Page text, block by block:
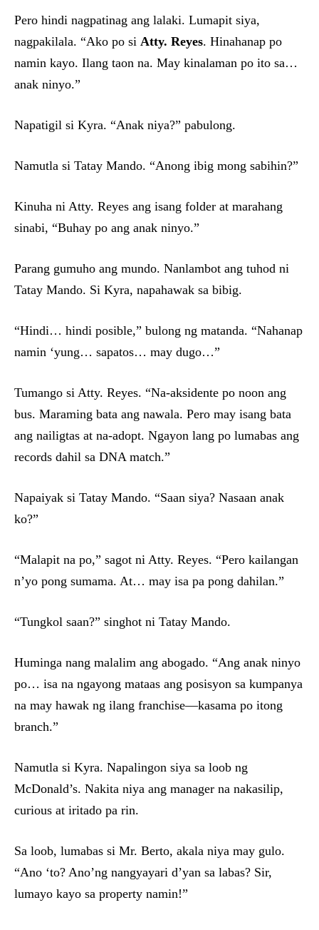
Pero hindi nagpatinag ang lalaki. Lumapit siya,
nagpakilala. “Ako po si Atty. Reyes. Hinahanap po
namin kayo. Ilang taon na. May kinalaman po ito sa…
anak ninyo.”
Napatigil si Kyra. “Anak niya?” pabulong.
Namutla si Tatay Mando. “Anong ibig mong sabihin?”
Kinuha ni Atty. Reyes ang isang folder at marahang
sinabi, “Buhay po ang anak ninyo.”
Parang gumuho ang mundo. Nanlambot ang tuhod ni
Tatay Mando. Si Kyra, napahawak sa bibig.
“Hindi… hindi posible,” bulong ng matanda. “Nahanap
namin ‘yung… sapatos… may dugo…”
Tumango si Atty. Reyes. “Na-aksidente po noon ang
bus. Maraming bata ang nawala. Pero may isang bata
ang nailigtas at na-adopt. Ngayon lang po lumabas ang
records dahil sa DNA match.”
Napaiyak si Tatay Mando. “Saan siya? Nasaan anak
ko?”
“Malapit na po,” sagot ni Atty. Reyes. “Pero kailangan
n’yo pong sumama. At… may isa pa pong dahilan.”
“Tungkol saan?” singhot ni Tatay Mando.
Huminga nang malalim ang abogado. “Ang anak ninyo
po… isa na ngayong mataas ang posisyon sa kumpanya
na may hawak ng ilang franchise—kasama po itong
branch.”
Namutla si Kyra. Napalingon siya sa loob ng
McDonald’s. Nakita niya ang manager na nakasilip,
curious at iritado pa rin.
Sa loob, lumabas si Mr. Berto, akala niya may gulo.
“Ano ‘to? Ano’ng nangyayari d’yan sa labas? Sir,
lumayo kayo sa property namin!”